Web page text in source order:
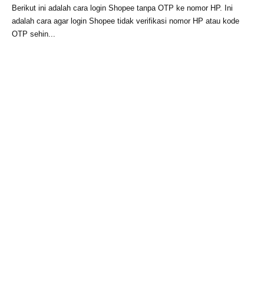
Berikut ini adalah cara login Shopee tanpa OTP ke nomor HP. Ini
adalah cara agar login Shopee tidak verifikasi nomor HP atau kode
OTP sehin...